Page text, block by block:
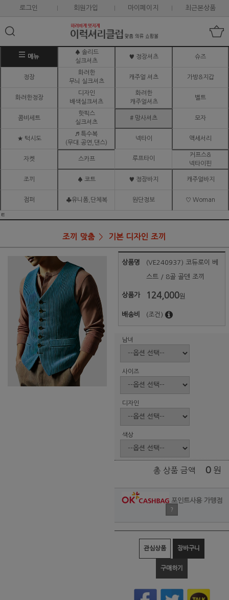
로그인 회원가입 마이페이지 최근본상품
메뉴
♠ 솔리드
실크셔츠
♥ 정장셔츠 슈즈
정장
화려한
무늬 실크셔츠
캐주얼 셔츠 가방&지갑
화려한정장
디자인
배색실크셔츠
화려한
캐주얼셔츠
벨트
콤비세트
핫픽스
실크셔츠
# 망사셔츠 모자
★ 턱시도
♬ 특수복
(무대.공연,댄스)
넥타이 액세서리
자켓 스카프 루프타이
커프스&
넥타이핀
조끼 ♠ 코트 ♥ 정장바지 캐주얼바지
점퍼 ♣유니폼,단체복 원단정보 ♡ Woman
ㅌ
조끼 맞춤 기본 디자인 조끼
상품명 (VE240937) 코듀로이 베
스트 / 8골 골덴 조끼
상품가 124,000원
배송비 (조건)
남녀
사이즈
디자인
색상
총 상품 금액 0 원
포인트사용 가맹점
?
관심상품 장바구니
구매하기